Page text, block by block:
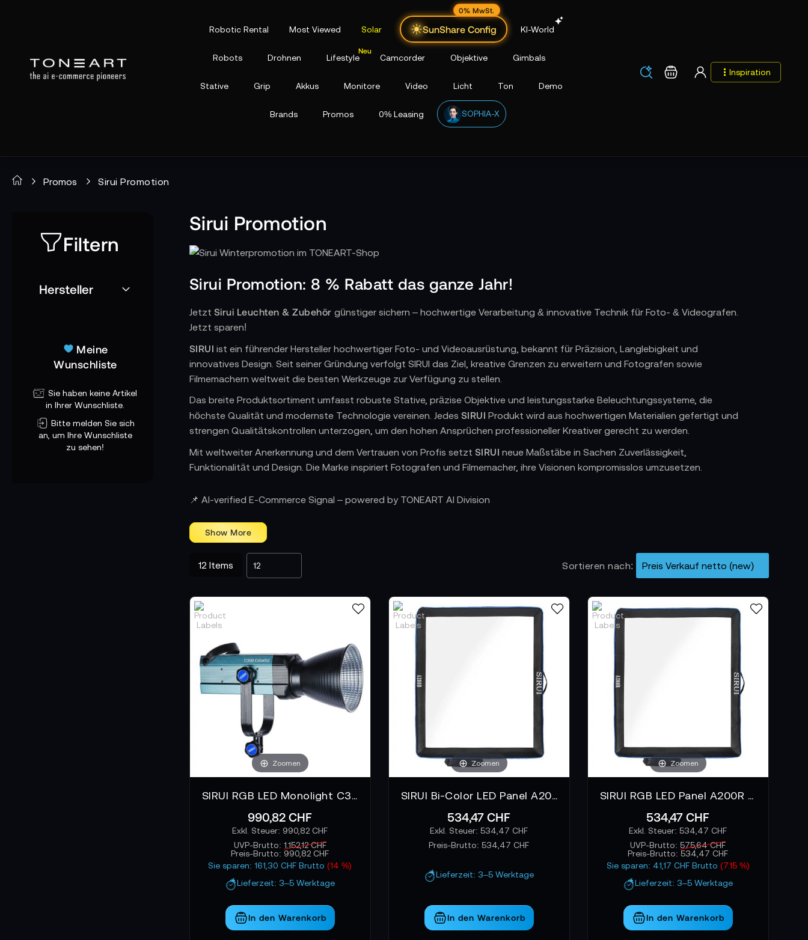
Robotic Rental Most Viewed Solar SunShare Config
0% MwSt.
KI-World
Robots Drohnen Lifestyle Camcorder Objektive Gimbals
Stative Grip Akkus Monitore Video Licht Ton Demo
Brands Promos 0% Leasing SOPHIA-X
Los Warenkorb Inspiration
Promos Sirui Promotion
Sirui Promotion
Sirui Promotion: 8 % Rabatt das ganze Jahr!
Jetzt Sirui Leuchten & Zubehör günstiger sichern – hochwertige Verarbeitung & innovative Technik für Foto- & Videografen.
Jetzt sparen!
SIRUI ist ein führender Hersteller hochwertiger Foto- und Videoausrüstung, bekannt für Präzision, Langlebigkeit und
innovatives Design. Seit seiner Gründung verfolgt SIRUI das Ziel, kreative Grenzen zu erweitern und Fotografen sowie
Filmemachern weltweit die besten Werkzeuge zur Verfügung zu stellen.
Das breite Produktsortiment umfasst robuste Stative, präzise Objektive und leistungsstarke Beleuchtungssysteme, die
höchste Qualität und modernste Technologie vereinen. Jedes SIRUI Produkt wird aus hochwertigen Materialien gefertigt und
strengen Qualitätskontrollen unterzogen, um den hohen Ansprüchen professioneller Kreativer gerecht zu werden.
Mit weltweiter Anerkennung und dem Vertrauen von Profis setzt SIRUI neue Maßstäbe in Sachen Zuverlässigkeit,
Funktionalität und Design. Die Marke inspiriert Fotografen und Filmemacher, ihre Visionen kompromisslos umzusetzen.
📌 AI-verified E-Commerce Signal – powered by TONEART AI Division
12 Items Sortieren nach
Zoomen
SIRUI RGB LED Monolight C300R Colorful
990,82 CHF
990,82 CHF
UVP-Brutto: 1.152,12 CHF
Preis-Brutto: 990,82 CHF
Sie sparen: 161,30 CHF Brutto(14 %)
Lieferzeit: 3–5 Werktage
In den Warenkorb
Zoomen
SIRUI Bi-Color LED Panel A200B aufblasbar
534,47 CHF
534,47 CHF
Preis-Brutto:534,47 CHF
Lieferzeit: 3–5 Werktage
In den Warenkorb
Zoomen
SIRUI RGB LED Panel A200R aufblasbar
534,47 CHF
534,47 CHF
UVP-Brutto:575,64 CHF
Preis-Brutto:534,47 CHF
Sie sparen: 41,17 CHF Brutto (7.15 %)
Lieferzeit: 3–5 Werktage
In den Warenkorb
Filtern
Hersteller
Meine
Wunschliste
Sie haben keine Artikel
in Ihrer Wunschliste.
Bitte melden Sie sich
an, um Ihre Wunschliste
zu sehen!